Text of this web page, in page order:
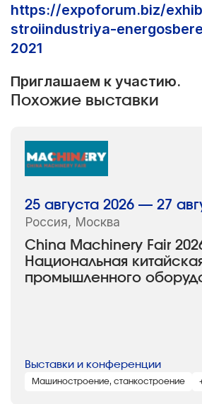
https://expoforum.biz/
stroiindustriya-
2021
Приглашаем к участию.
Похожие выставки
China Machinery Fair
Национальная
промышленного
25 августа 2026 — 27
Россия, Москва
Выставки и конференции
Машиностроение, станкостроение